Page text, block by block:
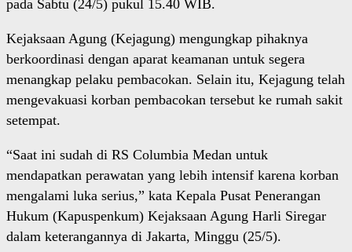
pada Sabtu (24/5) pukul 15.40 WIB.
Kejaksaan Agung (Kejagung) mengungkap pihaknya
berkoordinasi dengan aparat keamanan untuk segera
menangkap pelaku pembacokan. Selain itu, Kejagung telah
mengevakuasi korban pembacokan tersebut ke rumah sakit
setempat.
“Saat ini sudah di RS Columbia Medan untuk
mendapatkan perawatan yang lebih intensif karena korban
mengalami luka serius,” kata Kepala Pusat Penerangan
Hukum (Kapuspenkum) Kejaksaan Agung Harli Siregar
dalam keterangannya di Jakarta, Minggu (25/5).